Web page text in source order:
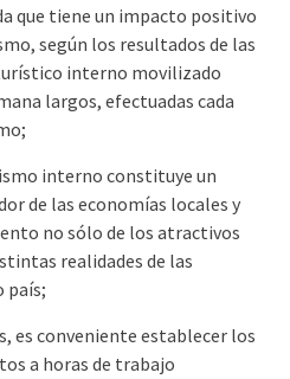
que tiene un impacto positivo
según los resultados de las
interno movilizado
largos, efectuadas cada
interno constituye un
de las economías locales y
no sólo de los atractivos
realidades de las
país;
es conveniente establecer los
a horas de trabajo